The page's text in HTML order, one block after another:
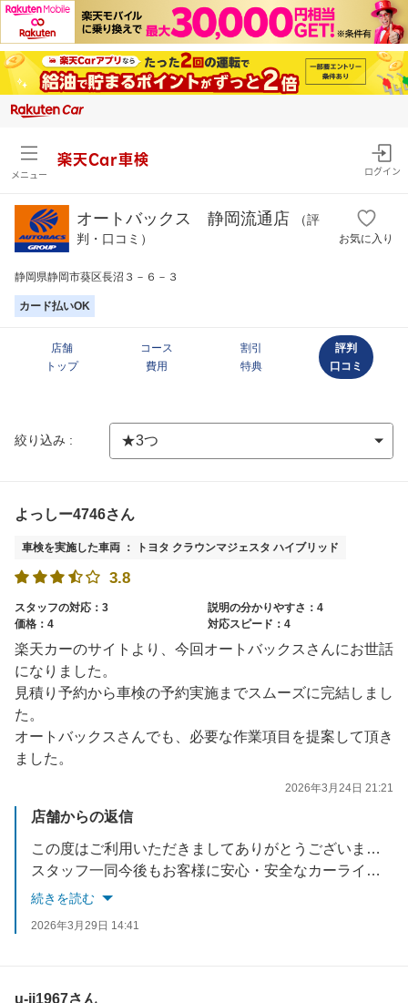
メニュー
楽天Car車検
ログイン
オートバックス 静岡流通店
（評
判・口コミ）
お気に入り
静岡県静岡市葵区長沼３－６－３
カード払いOK
店舗
トップ
コース
費用
割引
特典
評判
口コミ
絞り込み :
よっしー4746さん
車検を実施した車両 ： トヨタ クラウンマジェスタ ハイブリッド
3.8
スタッフの対応：3
説明の分かりやすさ：4
価格：4
対応スピード：4
楽天カーのサイトより、今回オートバックスさんにお世話
になりました。
見積り予約から車検の予約実施までスムーズに完結しまし
た。
オートバックスさんでも、必要な作業項目を提案して頂き
ました。
2026年3月24日 21:21
店舗からの返信
この度はご利用いただきましてありがとうございます。
スタッフ一同今後もお客様に安心・安全なカーライフをお届けできるよう努力していきます。
またのご来店を楽しみにお待ちしております。
続きを読む
2026年3月29日 14:41
u-ji1967さん